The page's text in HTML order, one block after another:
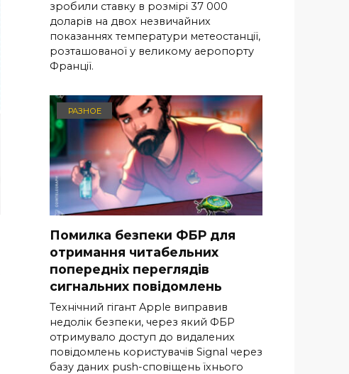
зробили ставку в розмірі 37 000
доларів на двох незвичайних
показаннях температури метеостанції,
розташованої у великому аеропорту
Франції.
РАЗНОЕ
Помилка безпеки ФБР для
отримання читабельних
попередніх переглядів
сигнальних повідомлень
Технічний гігант Apple виправив
недолік безпеки, через який ФБР
отримувало доступ до видалених
повідомлень користувачів Signal через
базу даних push-сповіщень їхнього